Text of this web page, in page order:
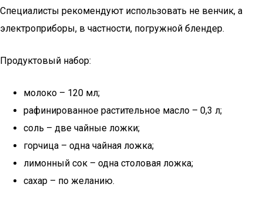
Специалисты рекомендуют использовать не венчик, а
электроприборы, в частности, погружной блендер.
Продуктовый набор:
молоко – 120 мл;
рафинированное растительное масло – 0,3 л;
соль – две чайные ложки;
горчица – одна чайная ложка;
лимонный сок – одна столовая ложка;
сахар – по желанию.